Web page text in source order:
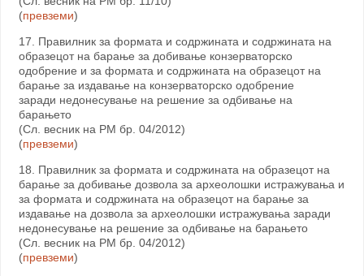
(превземи)
17. Правилник за формата и содржината и содржината на
образецот на барање за добивање конзерваторско
одобрение и за формата и содржината на образецот на
барање за издавање на конзерваторско одобрение
заради недонесување на решение за одбивање на
барањето
(Сл. весник на РМ бр. 04/2012)
(превземи)
18. Правилник за формата и содржината на образецот на
барање за добивање дозвола за археолошки истражувања и
за формата и содржината на образецот на барање за
издавање на дозвола за археолошки истражувања заради
недонесување на решение за одбивање на барањето
(Сл. весник на РМ бр. 04/2012)
(превземи)